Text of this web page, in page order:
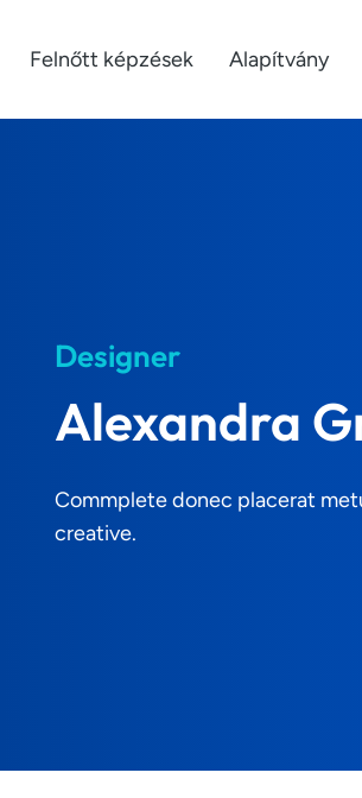
Felnőtt képzések Alapítvány
Designer
Alexandra
Commplete donec placerat
creative.